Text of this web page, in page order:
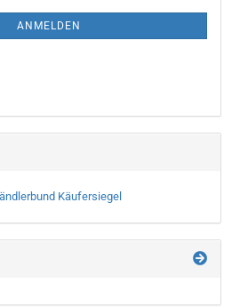
ANMELDEN